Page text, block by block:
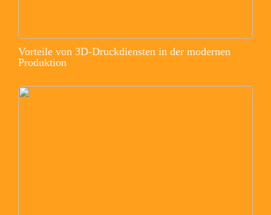
Vorteile von 3D-Druckdiensten in der modernen
Produktion